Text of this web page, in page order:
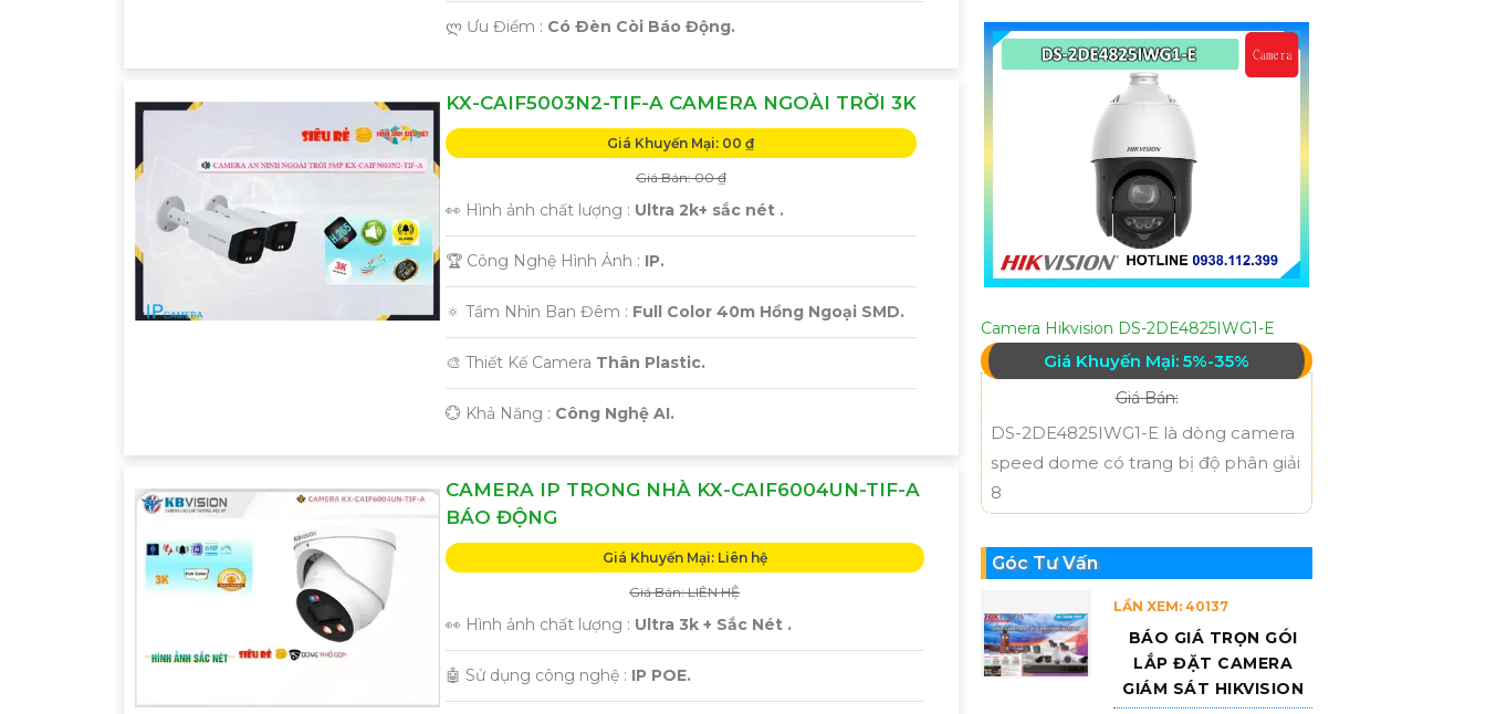
️ლ Ưu Điểm : Có Ðèn Còi Báo Động.
KX-CAIF5003N2-TIF-A CAMERA NGOÀI TRỜI 3K
Giá Khuyến Mại: 00 ₫
Giá Bán: 00 ₫
️
👀 Hình ảnh chất lượng : Ultra 2k+ sắc nét .
🏆 Công Nghệ Hình Ảnh : IP.
🔅 Tầm Nhìn Ban Đêm : Full Color 40m Hồng Ngoại SMD.
🎨 Thiết Kế Camera Thân Plastic.
️💮 Khả Năng : Công Nghệ AI.
CAMERA IP TRONG NHÀ KX-CAIF6004UN-TIF-A
BÁO ĐỘNG
Giá Khuyến Mại: Liên hệ
Giá Bán: LIÊN HỆ
️
👀 Hình ảnh chất lượng : Ultra 3k + Sắc Nét .
🤖️ Sử dụng công nghệ : IP POE.
Camera Hikvision DS-2DE4825IWG1-E
Giá Khuyến Mại: 5%-35%
Giá Bán:
DS-2DE4825IWG1-E là dòng camera
speed dome có trang bị độ phân giải
8
Góc Tư Vấn
LẦN XEM: 40137
BÁO GIÁ TRỌN GÓI
LẮP ĐẶT CAMERA
GIÁM SÁT HIKVISION